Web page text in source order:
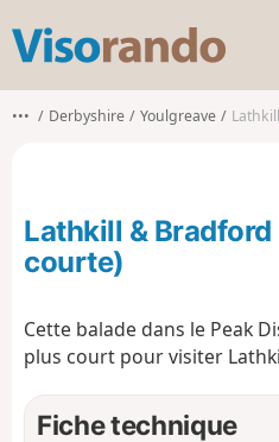
s
o
o
••• Derbyshire Youlgreave
Lathkill &
courte)
Cette balade dans le Peak
plus court pour visiter
Fiche technique